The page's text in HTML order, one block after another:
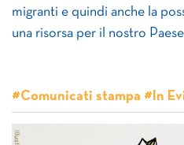
migranti e quindi anche la
una risorsa per il nostro
#Comunicati stampa #In